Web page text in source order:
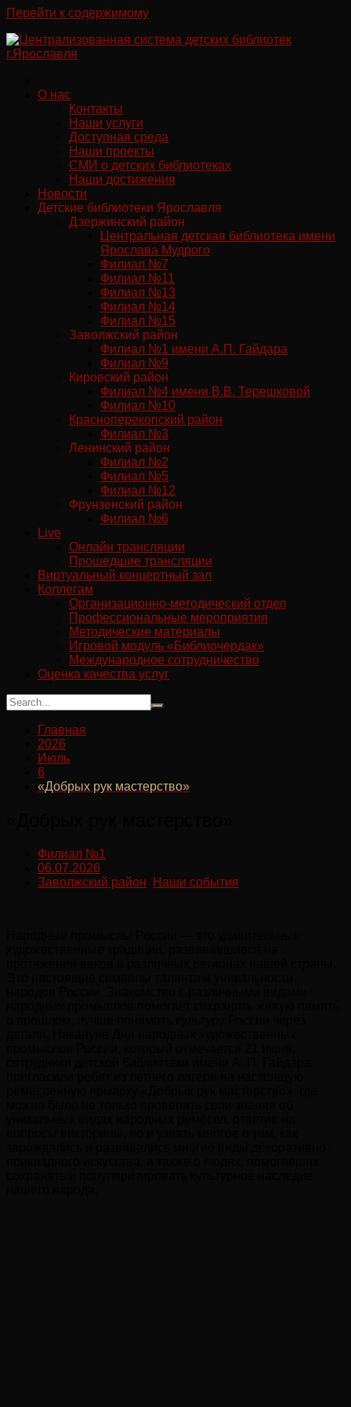
Перейти к содержимому
О нас
Контакты
Наши услуги
Доступная среда
Наши проекты
СМИ о детских библиотеках
Наши достижения
Новости
Детские библиотеки Ярославля
Дзержинский район
Центральная детская библиотека имени
Ярослава Мудрого
Филиал №7
Филиал №11
Филиал №13
Филиал №14
Филиал №15
Заволжский район
Филиал №1 имени А.П. Гайдара
Филиал №9
Кировский район
Филиал №4 имени В.В. Терешковой
Филиал №10
Красноперекопский район
Филиал №3
Ленинский район
Филиал №2
Филиал №5
Филиал №12
Фрунзенский район
Филиал №6
Live
Онлайн трансляции
Прошедшие трансляции
Виртуальный концертный зал
Коллегам
Организационно-методический отдел
Профессиональные мероприятия
Методические материалы
Игровой модуль «Библиочердак»
Международное сотрудничество
Оценка качества услуг
Главная
2026
Июль
6
«Добрых рук мастерство»
Филиал №1
06.07.2026
Заволжский район
Наши события